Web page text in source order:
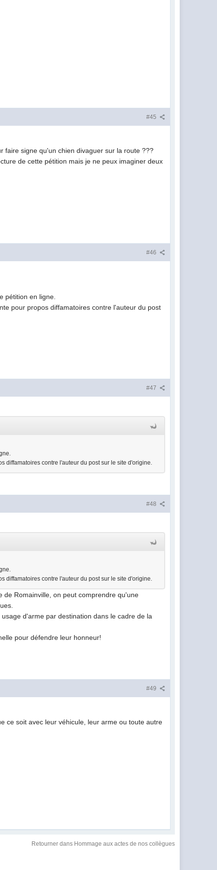
#45
faire signe qu'un chien divaguer sur la route ???
de cette pétition mais je ne peux imaginer deux
#46
pétition en ligne.
pour propos diffamatoires contre l'auteur du post
#47
diffamatoires contre l'auteur du post sur le site d'origine.
#48
diffamatoires contre l'auteur du post sur le site d'origine.
de Romainville, on peut comprendre qu'une
d'arme par destination dans le cadre de la
pour défendre leur honneur!
#49
ce soit avec leur véhicule, leur arme ou toute autre
Retourner dans Hommage aux actes de nos collègues